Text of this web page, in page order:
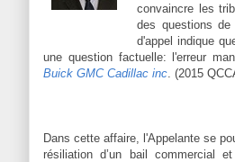
convaincre les
des questions
d'appel indique
une question factuelle: l'erreur
Buick GMC Cadillac inc . (2015
Dans cette affaire, l'Appelante se
résiliation d’un bail commercial